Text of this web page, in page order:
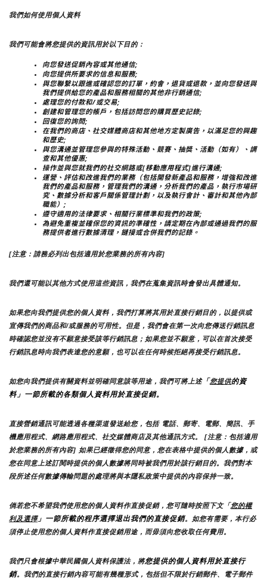
我們如何使用個人資料
我們可能會將您提供的資訊用於以下目的：
向您發送促銷內容或其他通信;
向您提供所要求的信息和服務;
與您聯繫以跟進或確認您的訂單，約會，退貨或退款，並向您發送與
我們提供給您的產品和服務相關的其他非行銷通信;
處理您的付款和/或交易;
創建和管理您的帳戶，包括訪問您的購買歷史記錄;
回復您的詢問;
在我們的商店、社交媒體商店和其他地方定製廣告，以滿足您的興趣
和歷史;
與您溝通並管理您參與的特殊活動、競賽、抽獎、活動（如有）、調
查和其他優惠;
操作並與您就我們的社交網路或[移動應用程式]進行溝通;
運營、評估和改進我們的業務（包括開發新產品和服務，增強和改進
我們的產品和服務，管理我們的溝通，分析我們的產品，執行市場研
究、數據分析和客戶關係管理計劃，以及執行會計、審計和其他內部
職能）;
遵守適用的法律要求、相關行業標準和我們的政策;
為避免重複並確保您的資訊的準確性，請定期在內部或通過我們的服
務提供者進行數據清理，鏈接或合併我們的記錄。
[注意：請務必列出包括適用於您業務的所有內容]
我們還可能以其他方式使用這些資訊，我們在蒐集資訊時會發出具體通知。
如果您向我們提供您的個人資料，我們打算將其用於直接行銷目的，以提供或
宣傳我們的商品和/或服務的可用性。但是，我們會在第一次向您傳送行銷訊息
時確認您並沒有不願意接受該等行銷訊息；如果您並不願意，可以在首次接受
行銷訊息時向我們表達您的意願，也可以在任何時候拒絕再接受行銷訊息。
如您向我們提供有關資料並明確同意該等用途，我們可將上述「 您提供的資
料」一節所載的各類個人資料用於直接促銷。
直接營銷通訊可能透過各種渠道發送給您，包括 電話、郵寄、電郵、簡訊、手
機應用程式、網路應用程式、社交媒體商店及其他通訊方式。 [注意：包括適用
於您業務的所有內容] 如果已經徵得您的同意，您在表格中提供的個人數據，或
您在同意上述訂閱時提供的個人數據將同時被我們用於該行銷目的。我們對本
段所述任何數據傳輸問題的處理將與本隱私政策中提供的內容保持一致。
倘若您不希望我們使用您的個人資料作直接促銷，您可隨時按照下文「您的權
利及選擇」一節所載的程序選擇退出我們的直接促銷。如您有需要，本行必
須停止使用您的個人資料作直接促銷用途，而毋須向您收取任何費用。
我們只會根據中華民國個人資料保護法，將您提供的個人資料用於直接行
銷。我們的直接行銷內容可能有幾種形式，包括但不限於行銷郵件、電子郵件